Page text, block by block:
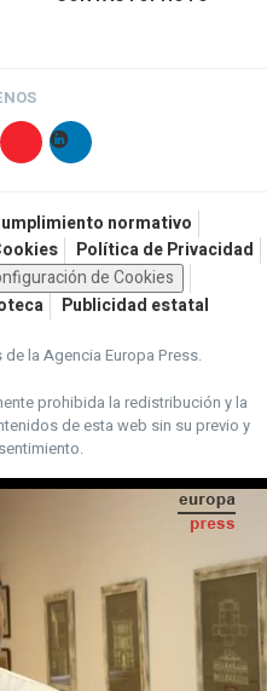
normativo
Política de Privacidad
de Cookies
Publicidad estatal
la Agencia Europa Press.
prohibida la redistribución y la
de esta web sin su previo y